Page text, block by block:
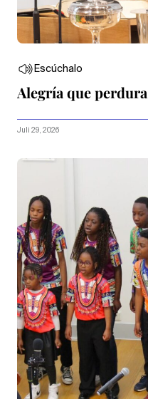
Escúchalo
Alegría que perdura
Juli 29, 2026